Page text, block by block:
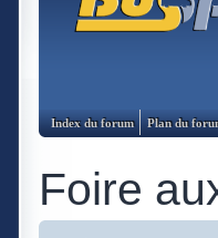
Index du forum Plan du
Foire